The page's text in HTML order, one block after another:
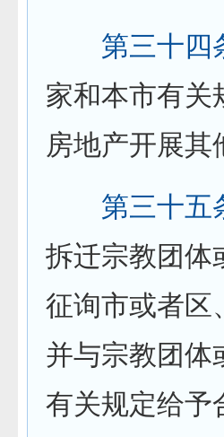
第三十四
家和本市有关
房地产开展其
第三十五
拆迁宗教团体
征询市或者区
并与宗教团体
有关规定给予